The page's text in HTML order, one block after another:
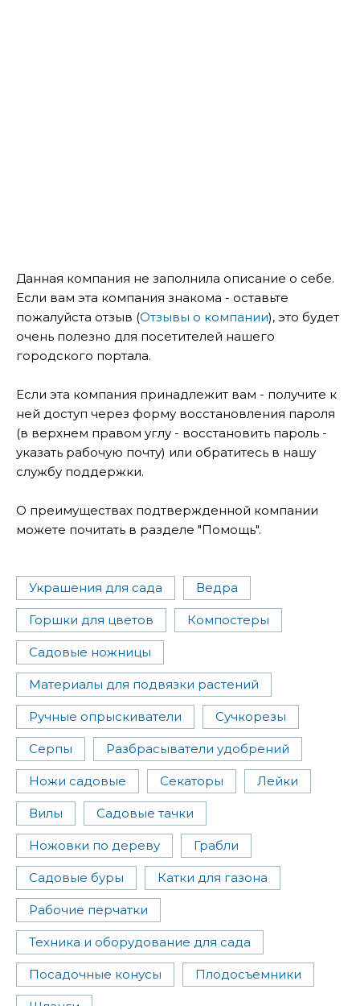
Данная компания не заполнила описание о себе.
Если вам эта компания знакома - оставьте
пожалуйста отзыв (Отзывы о компании), это будет
очень полезно для посетителей нашего
городского портала.
Если эта компания принадлежит вам - получите к
ней доступ через форму восстановления пароля
(в верхнем правом углу - восстановить пароль -
указать рабочую почту) или обратитесь в нашу
службу поддержки.
О преимуществах подтвержденной компании
можете почитать в разделе "Помощь".
Украшения для сада Ведра
Горшки для цветов Компостеры
Садовые ножницы
Материалы для подвязки растений
Ручные опрыскиватели Сучкорезы
Серпы Разбрасыватели удобрений
Ножи садовые Секаторы Лейки
Вилы Садовые тачки
Ножовки по дереву Грабли
Садовые буры Катки для газона
Рабочие перчатки
Техника и оборудование для сада
Посадочные конусы Плодосъемники